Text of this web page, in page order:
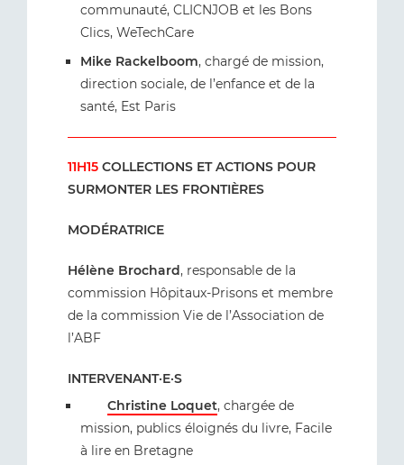
communauté, CLICNJOB et les Bons
Clics, WeTechCare
Mike Rackelboom, chargé de mission,
direction sociale, de l’enfance et de la
santé, Est Paris
11H15 COLLECTIONS ET ACTIONS POUR
SURMONTER LES FRONTIÈRES
MODÉRATRICE
Hélène Brochard, responsable de la
commission Hôpitaux-Prisons et membre
de la commission Vie de l’Association de
l’ABF
INTERVENANT·E·S
Christine Loquet, chargée de
mission, publics éloignés du livre, Facile
à lire en Bretagne